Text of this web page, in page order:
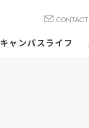
CONTACT
キャンパスライフ